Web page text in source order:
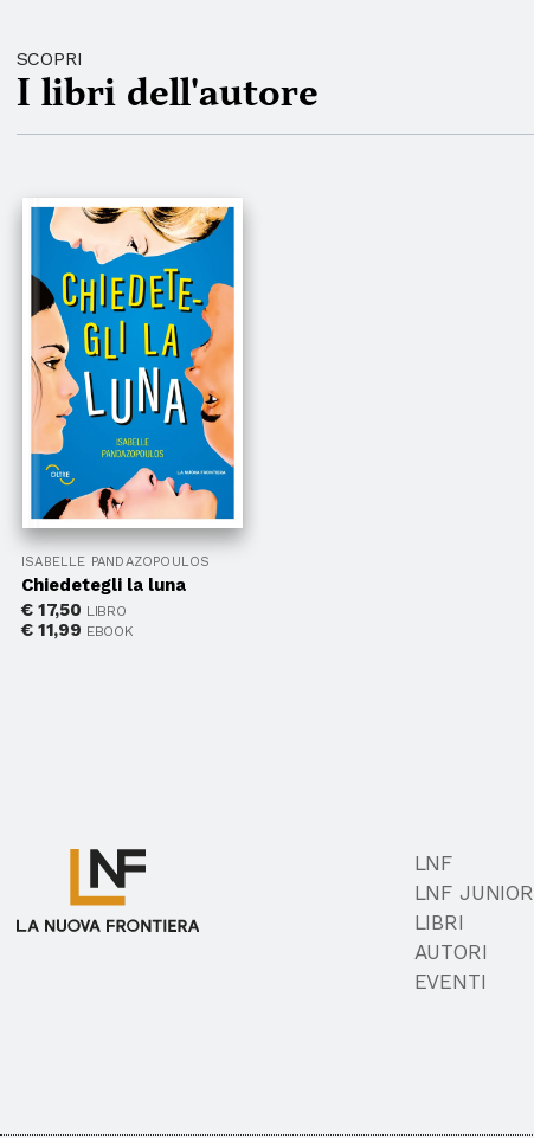
SCOPRI
I libri dell'autore
ISABELLE PANDAZOPOULOS
Chiedetegli la luna
€17,50 LIBRO
€11,99 EBOOK
LNF
LNF JUNIOR
LIBRI
AUTORI
EVENTI